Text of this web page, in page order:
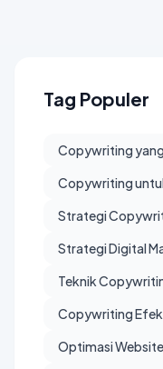
Tag Populer
Copywriting
Copywriting
Strategi
Strategi Digital
Teknik
Copywriting
Optimasi Website